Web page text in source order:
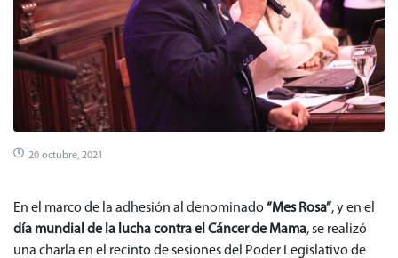
20 octubre, 2021
En el marco de la adhesión al denominado “Mes Rosa”, y en el
día mundial de la lucha contra el Cáncer de Mama, se realizó
una charla en el recinto de sesiones del Poder Legislativo de